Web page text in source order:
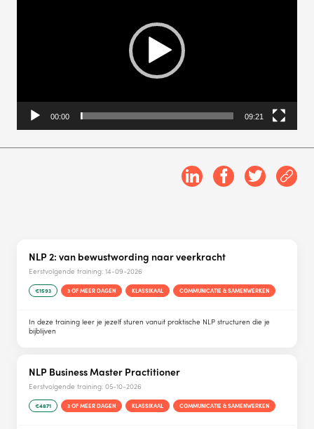
00:00 09:21
NLP 2: van bewustwording naar veerkracht
Eerstvolgende training: 14-09-2026
€1593 3 OF MEER DAGEN KLASSIKAAL COMMUNICATIE & SAMENWERKEN
In deze training leer je jezelf sturen vanuit praktische NLP structuren die je
bijblijven
NLP Business Master Practitioner
Eerstvolgende training: 05-10-2026
€4871 3 OF MEER DAGEN KLASSIKAAL COMMUNICATIE & SAMENWERKEN